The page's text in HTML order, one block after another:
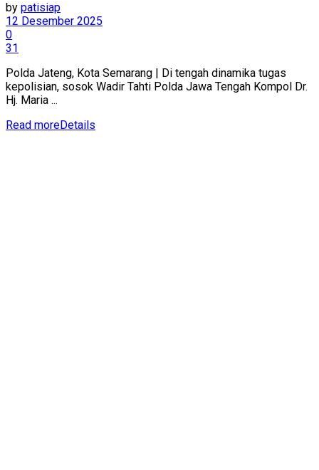
by patisiap
12 Desember 2025
0
31
Polda Jateng, Kota Semarang | Di tengah dinamika tugas
kepolisian, sosok Wadir Tahti Polda Jawa Tengah Kompol Dr.
Hj. Maria ...
Read moreDetails